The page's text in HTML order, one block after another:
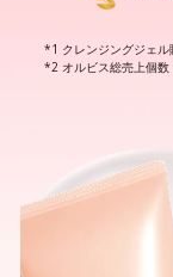
クレンジングジェ
オルビス総売上個